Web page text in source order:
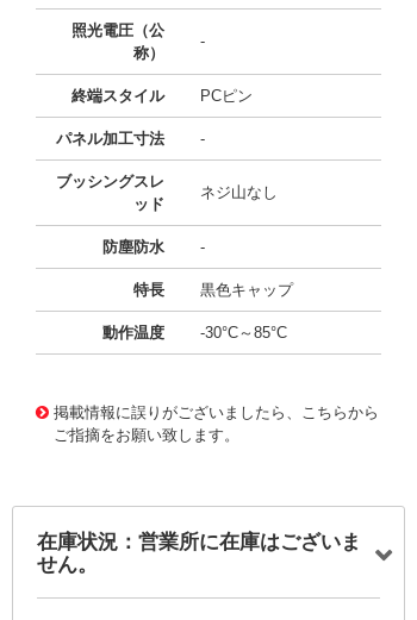
照光電圧（公
称）
-
終端スタイル PCピン
パネル加工寸法 -
ブッシングスレ
ッド
ネジ山なし
防塵防水 -
特長 黒色キャップ
動作温度 -30°C～85°C
掲載情報に誤りがございましたら、こちらから
ご指摘をお願い致します。
在庫状況：営業所に在庫はございま
せん。